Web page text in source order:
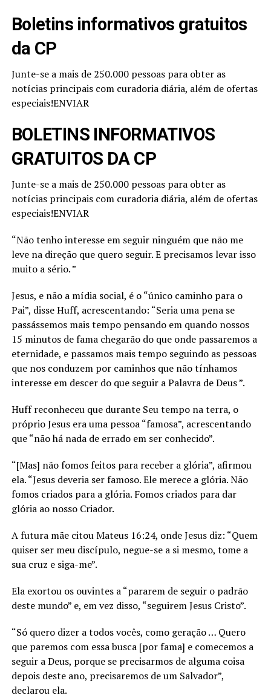
Boletins informativos gratuitos
da CP
Junte-se a mais de 250.000 pessoas para obter as
notícias principais com curadoria diária, além de ofertas
especiais!ENVIAR
BOLETINS INFORMATIVOS
GRATUITOS DA CP
Junte-se a mais de 250.000 pessoas para obter as
notícias principais com curadoria diária, além de ofertas
especiais!ENVIAR
“Não tenho interesse em seguir ninguém que não me
leve na direção que quero seguir. E precisamos levar isso
muito a sério. ”
Jesus, e não a mídia social, é o “único caminho para o
Pai”, disse Huff, acrescentando: “Seria uma pena se
passássemos mais tempo pensando em quando nossos
15 minutos de fama chegarão do que onde passaremos a
eternidade, e passamos mais tempo seguindo as pessoas
que nos conduzem por caminhos que não tínhamos
interesse em descer do que seguir a Palavra de Deus ”.
Huff reconheceu que durante Seu tempo na terra, o
próprio Jesus era uma pessoa “famosa”, acrescentando
que “não há nada de errado em ser conhecido”.
“[Mas] não fomos feitos para receber a glória”, afirmou
ela. “Jesus deveria ser famoso. Ele merece a glória. Não
fomos criados para a glória. Fomos criados para dar
glória ao nosso Criador.
A futura mãe citou Mateus 16:24, onde Jesus diz: “Quem
quiser ser meu discípulo, negue-se a si mesmo, tome a
sua cruz e siga-me”.
Ela exortou os ouvintes a “pararem de seguir o padrão
deste mundo” e, em vez disso, “seguirem Jesus Cristo”.
“Só quero dizer a todos vocês, como geração … Quero
que paremos com essa busca [por fama] e comecemos a
seguir a Deus, porque se precisarmos de alguma coisa
depois deste ano, precisaremos de um Salvador”,
declarou ela.